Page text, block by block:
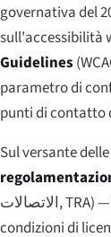
governativa del
sull'accessibilità
Guidelines
parametro di
punti di contatto
Sul versante
الاتصالات, TRA)
condizioni di